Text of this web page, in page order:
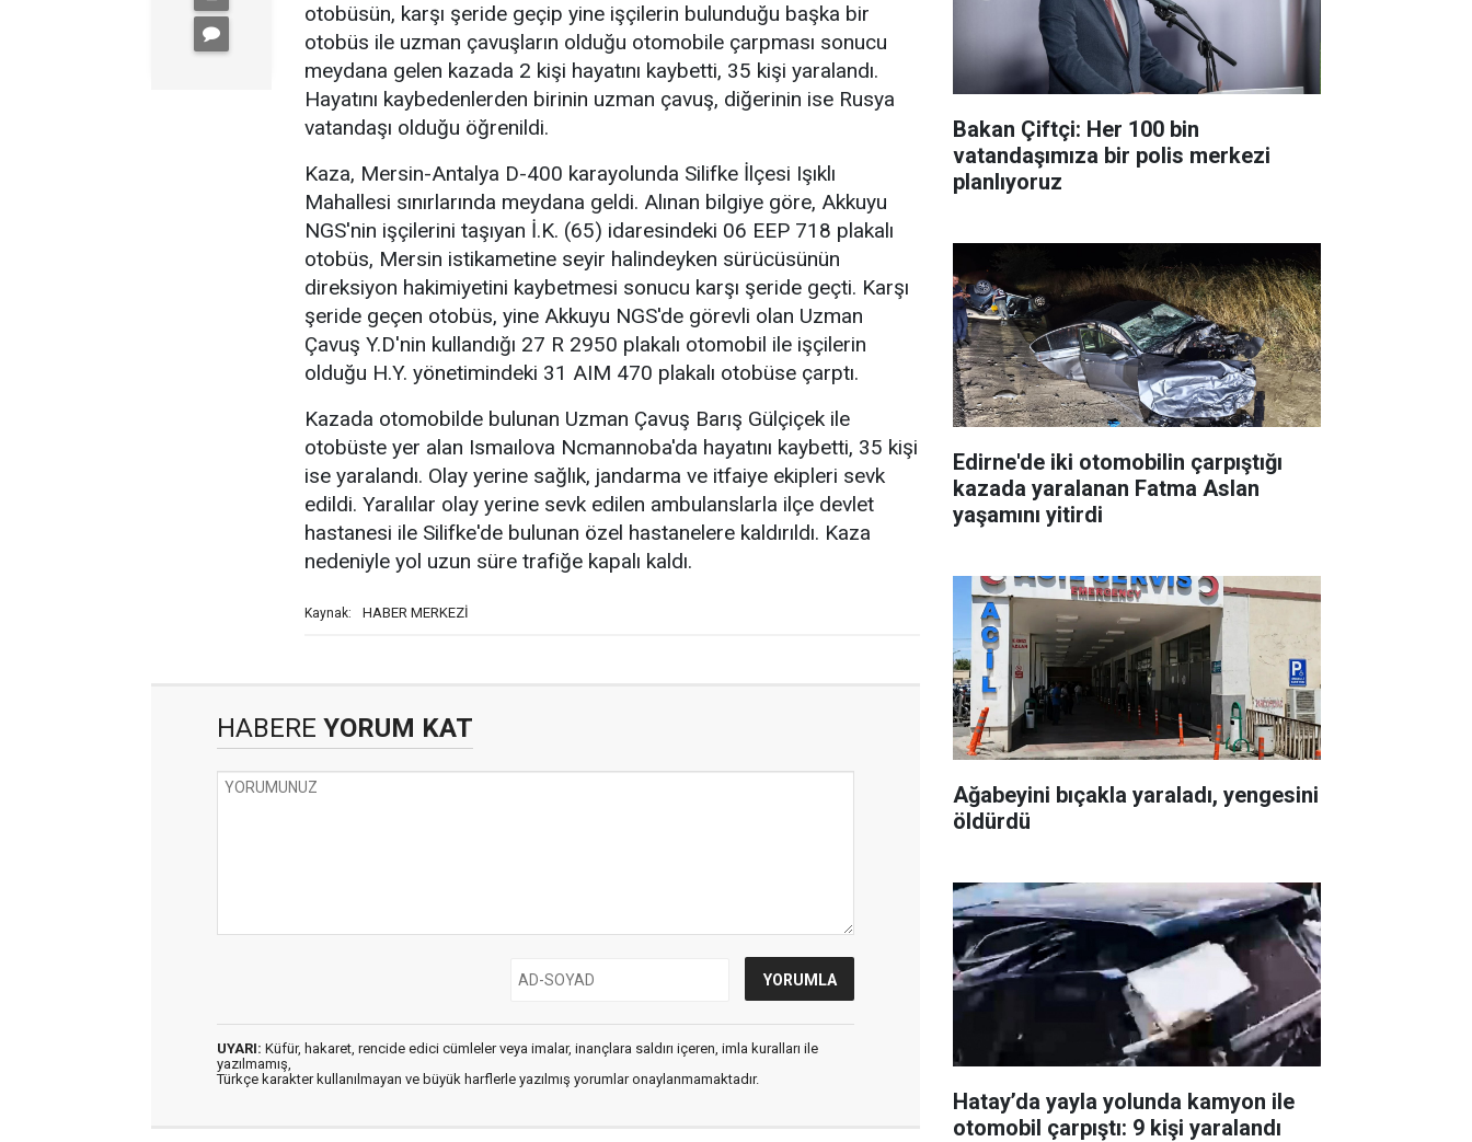
otobüsün, karşı şeride geçip yine işçilerin bulunduğu başka bir
otobüs ile uzman çavuşların olduğu otomobile çarpması sonucu
meydana gelen kazada 2 kişi hayatını kaybetti, 35 kişi yaralandı.
Hayatını kaybedenlerden birinin uzman çavuş, diğerinin ise Rusya
vatandaşı olduğu öğrenildi.
Kaza, Mersin-Antalya D-400 karayolunda Silifke İlçesi Işıklı
Mahallesi sınırlarında meydana geldi. Alınan bilgiye göre, Akkuyu
NGS'nin işçilerini taşıyan İ.K. (65) idaresindeki 06 EEP 718 plakalı
otobüs, Mersin istikametine seyir halindeyken sürücüsünün
direksiyon hakimiyetini kaybetmesi sonucu karşı şeride geçti. Karşı
şeride geçen otobüs, yine Akkuyu NGS'de görevli olan Uzman
Çavuş Y.D'nin kullandığı 27 R 2950 plakalı otomobil ile işçilerin
olduğu H.Y. yönetimindeki 31 AIM 470 plakalı otobüse çarptı.
Kazada otomobilde bulunan Uzman Çavuş Barış Gülçiçek ile
otobüste yer alan Ismaılova Ncmannoba'da hayatını kaybetti, 35 kişi
ise yaralandı. Olay yerine sağlık, jandarma ve itfaiye ekipleri sevk
edildi. Yaralılar olay yerine sevk edilen ambulanslarla ilçe devlet
hastanesi ile Silifke'de bulunan özel hastanelere kaldırıldı. Kaza
nedeniyle yol uzun süre trafiğe kapalı kaldı.
Kaynak: HABER MERKEZİ
HABERE YORUM KAT
UYARI: Küfür, hakaret, rencide edici cümleler veya imalar, inançlara saldırı içeren, imla kuralları ile
yazılmamış,
Türkçe karakter kullanılmayan ve büyük harflerle yazılmış yorumlar onaylanmamaktadır.
Bakan Çiftçi: Her 100 bin
vatandaşımıza bir polis merkezi
planlıyoruz
Edirne'de iki otomobilin çarpıştığı
kazada yaralanan Fatma Aslan
yaşamını yitirdi
Ağabeyini bıçakla yaraladı, yengesini
öldürdü
Hatay’da yayla yolunda kamyon ile
otomobil çarpıştı: 9 kişi yaralandı